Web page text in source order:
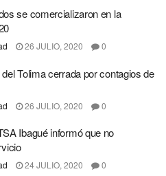
se comercializaron en la
26 JULIO, 2020 0
Tolima cerrada por contagios de
26 JULIO, 2020 0
Ibagué informó que no
24 JULIO, 2020 0